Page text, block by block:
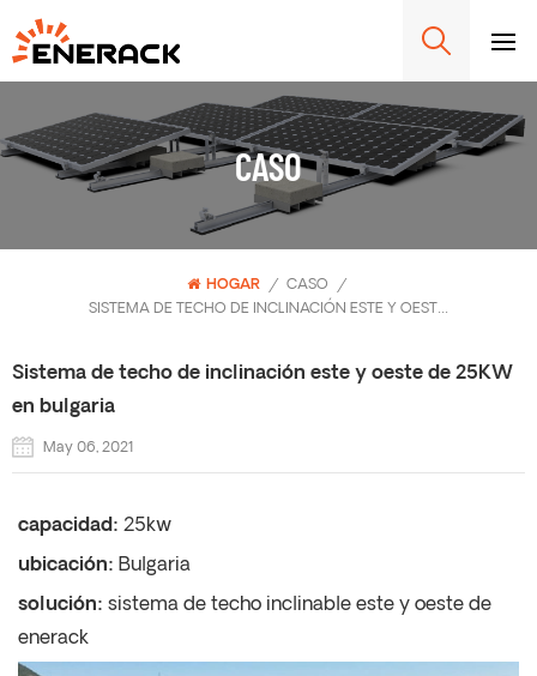
CASO
HOGAR / CASO
/
SISTEMA DE TECHO DE INCLINACIÓN ESTE Y OESTE DE 25KW EN BULGARIA
Sistema de techo de inclinación este y oeste de 25KW
en bulgaria
May 06, 2021
capacidad: 25kw
ubicación: Bulgaria
solución: sistema de techo inclinable este y oeste de
enerack